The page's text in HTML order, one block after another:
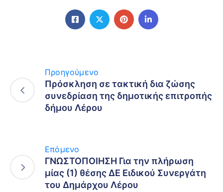
Προηγούμενο
Πρόσκληση σε τακτική δια ζώσης
συνεδρίαση της δημοτικής επιτροπής
δήμου Λέρου
Επόμενο
ΓΝΩΣΤΟΠΟΙΗΣΗ Για την πλήρωση
μίας (1) θέσης ΔΕ Ειδικού Συνεργάτη
του Δημάρχου Λέρου